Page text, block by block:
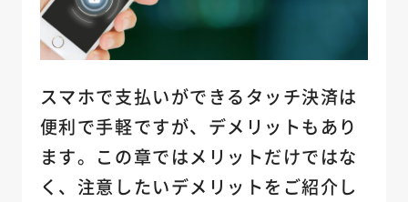
スマホで支払いができるタッチ決済は
便利で手軽ですが、デメリットもあり
ます。この章ではメリットだけではな
く、注意したいデメリットをご紹介し